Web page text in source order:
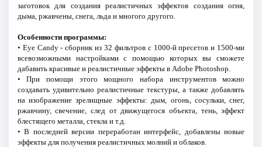
заготовок для создания реалистичных эффектов создания огня,
дыма, ржавчены, снега, льда и многого другого.
Особенности программы:
• Eye Candy - сборник из 32 фильтров с 1000-й пресетов и 1500-ми
всевозможными настройками с помощью которых вы сможете
дабавить красивые и реалистичные эффекты в Adobe Photoshop.
• При помощи этого мощного набора инструментов можно
создавать удивительно реалистичные текстуры, а также добавлять
на изображение зрелищные эффекты: дым, огонь, сосульки, снег,
ржавчину, свечение, след от движущегося объекта, тень, эффект
блестящего металла, стекла и т.д.
• В последней версии переработан интерфейс, добавлены новые
эффекты для получения реалистичных молний и облаков.